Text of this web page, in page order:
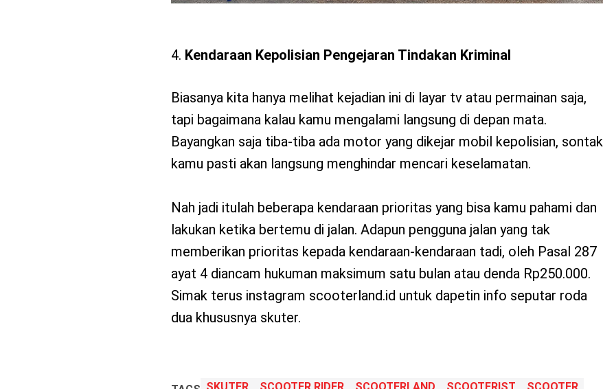
Kendaraan Kepolisian Pengejaran Tindakan Kriminal
Biasanya kita hanya melihat kejadian ini di layar tv atau permainan saja,
tapi bagaimana kalau kamu mengalami langsung di depan mata.
Bayangkan saja tiba-tiba ada motor yang dikejar mobil kepolisian, sontak
kamu pasti akan langsung menghindar mencari keselamatan.
Nah jadi itulah beberapa kendaraan prioritas yang bisa kamu pahami dan
lakukan ketika bertemu di jalan. Adapun pengguna jalan yang tak
memberikan prioritas kepada kendaraan-kendaraan tadi, oleh Pasal 287
ayat 4 diancam hukuman maksimum satu bulan atau denda Rp250.000.
Simak terus instagram scooterland.id untuk dapetin info seputar roda
dua khususnya skuter.
SKUTER SCOOTER RIDER SCOOTERLAND SCOOTERIST SCOOTER